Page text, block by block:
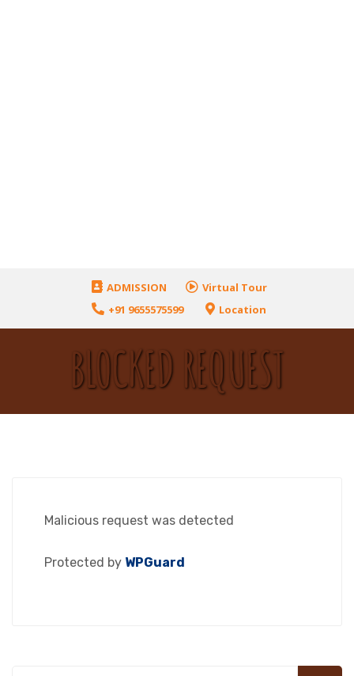
ADMISSION
Virtual Tour
+91 9655575599
Location
BLOCKED REQUEST
Malicious request was detected
Protected by WPGuard